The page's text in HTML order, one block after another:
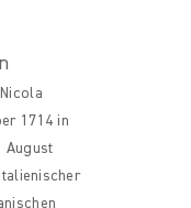
1714 in
August